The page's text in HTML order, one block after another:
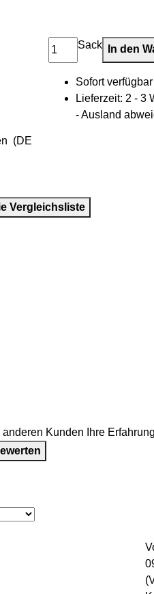
(DE
Sack In den
Sofort verfügbar
Lieferzeit: 2 - 3
- Ausland
Vergleichsliste
Kunden Ihre